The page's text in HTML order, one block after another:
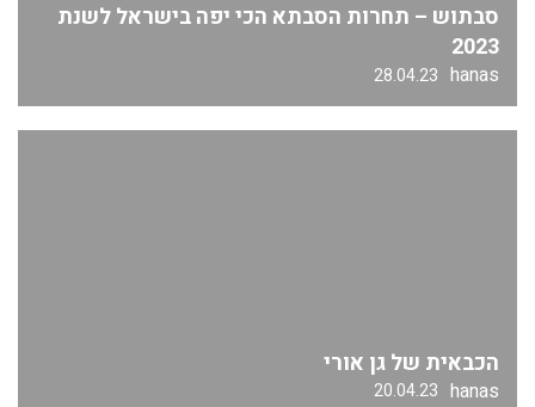
סבתוש – תחרות הסבתא הכי יפה בישראל לשנת
2023
hanas
28.04.23
הכבאית של גן אורי
hanas
20.04.23